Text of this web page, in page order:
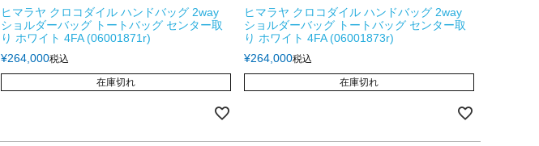
ヒマラヤ クロコダイル ハンドバッグ 2way
ショルダーバッグ トートバッグ センター取
り ホワイト 4FA (06001871r)
¥264,000税込
在庫切れ
ヒマラヤ クロコダイル ハンドバッグ 2way
ショルダーバッグ トートバッグ センター取
り ホワイト 4FA (06001873r)
¥264,000税込
在庫切れ